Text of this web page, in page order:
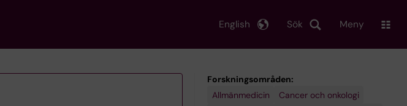
Sök
English Meny
Forskningsområden:
Allmänmedicin
Cancer och onkologi